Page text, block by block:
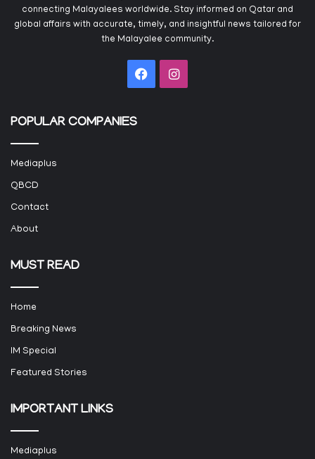
connecting Malayalees worldwide. Stay informed on Qatar and
global affairs with accurate, timely, and insightful news tailored for
the Malayalee community.
FacebookInstagram
POPULAR COMPANIES
Mediaplus
QBCD
Contact
About
MUST READ
Home
Breaking News
IM Special
Featured Stories
IMPORTANT LINKS
Mediaplus